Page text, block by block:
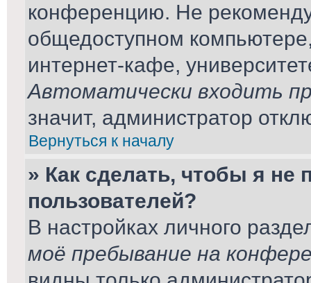
конференцию. Не
общедоступном
интернет-кафе,
Автоматически входить
значит, администратор
Вернуться к началу
» Как сделать, чтобы я не
пользователей?
В настройках личного
моё пребывание на